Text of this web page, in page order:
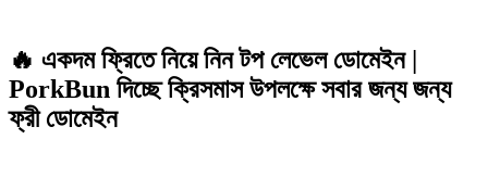
🔥 একদম ফ্রিতে নিয়ে নিন টপ লেভেল ডোমেইন |
PorkBun দিচ্ছে ক্রিসমাস উপলক্ষে সবার জন্য জন্য
ফ্রী ডোমেইন